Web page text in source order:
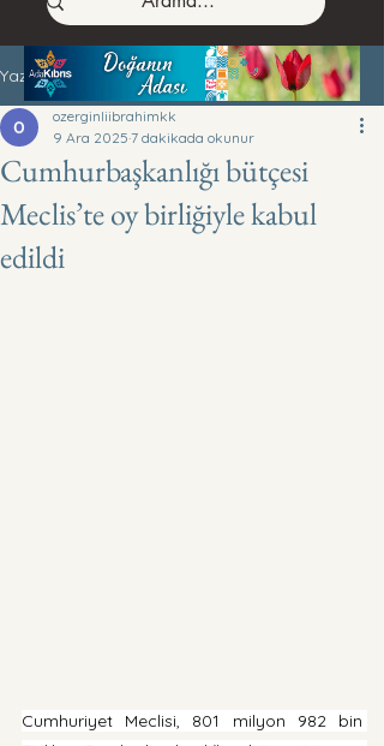
Yazı
Cumhurbaşkanlığı bütçesi
Meclis’te oy birliğiyle kabul
edildi
ozerginliibrahimkk
9 Ara 2025 7 dakikada okunur
Cumhuriyet Meclisi, 801 milyon 982 bin